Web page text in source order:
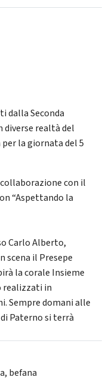
dalla Seconda
realtà del
la giornata del 5
con il
“Aspettando la
Carlo Alberto,
scena il Presepe
la corale Insieme
realizzati in
Sempre domani alle
Paterno si terrà
, befana